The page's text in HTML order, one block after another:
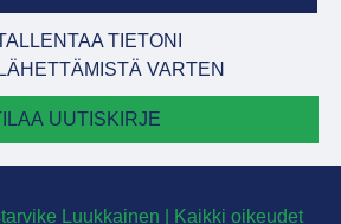
TIETONI
VARTEN
UUTISKIRJE
Luukkainen | Kaikki oikeudet